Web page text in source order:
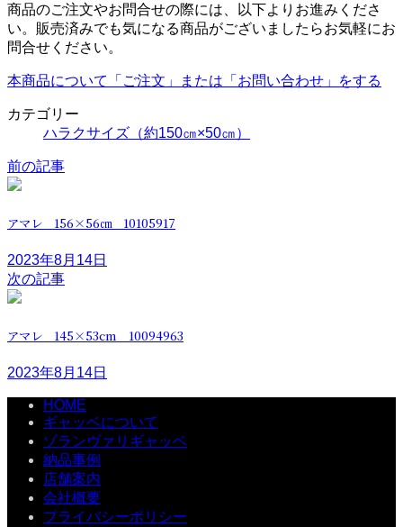
商品のご注文やお問合せの際には、以下よりお進みくださ
い。販売済みでも気になる商品がございましたらお気軽にお
問合せください。
本商品について「ご注文」または「お問い合わせ」をする
カテゴリー
ハラクサイズ（約150㎝×50㎝）
前の記事
アマレ 156×56㎝ 10105917
2023年8月14日
次の記事
アマレ 145×53cm 10094963
2023年8月14日
HOME
ギャッベについて
ゾランヴァリギャッベ
納品事例
店舗案内
会社概要
プライバシーポリシー